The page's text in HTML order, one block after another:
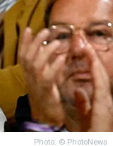
Photo: © PhotoNews